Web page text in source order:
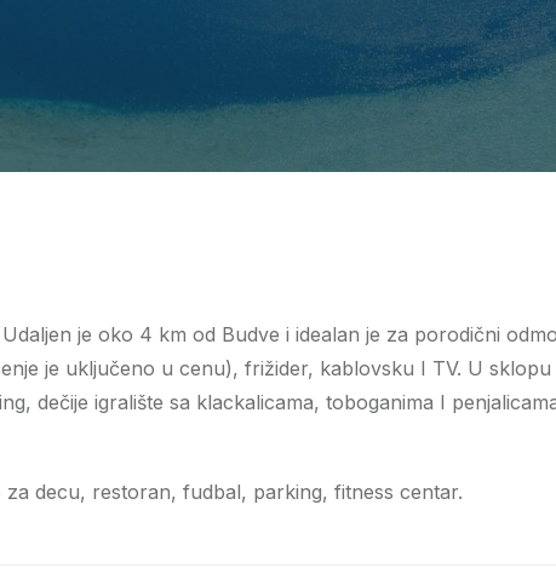
je oko 4 km od Budve i idealan je za porodični
je uključeno u cenu), frižider, kablovsku I TV. U
dečije igralište sa klackalicama, toboganima I
decu, restoran, fudbal, parking, fitness centar.